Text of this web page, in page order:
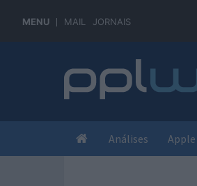
MENU MAIL JORNAIS
Análises Apple